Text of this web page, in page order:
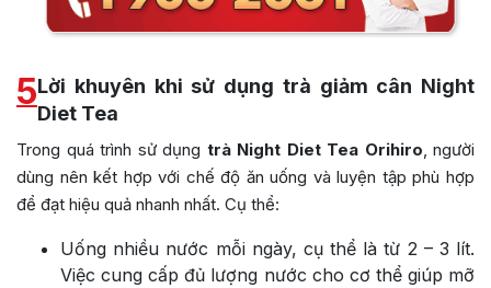
5Lời khuyên khi sử dụng trà giảm cân Night
Diet Tea
Trong quá trình sử dụng trà Night Diet Tea Orihiro, người
dùng nên kết hợp với chế độ ăn uống và luyện tập phù hợp
để đạt hiệu quả nhanh nhất. Cụ thể:
Uống nhiều nước mỗi ngày, cụ thể là từ 2 – 3 lít.
Việc cung cấp đủ lượng nước cho cơ thể giúp mỡ